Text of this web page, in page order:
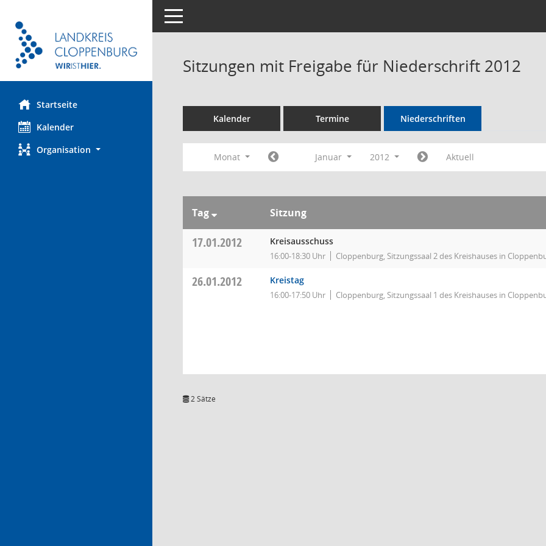
Startseite
Kalender
Organisation
Toggle navigation
Sitzungen mit Freigabe für Niederschrift 2012
Kalender Termine Niederschriften
Monat Januar 2012 Aktuell
Tag Sitzung
17.01.2012 Kreisausschuss
16:00-18:30 Uhr Cloppenburg, Sitzungssaal 2 des Kreishauses in
26.01.2012 Kreistag
16:00-17:50 Uhr Cloppenburg, Sitzungssaal 1 des Kreishauses in
2 Sätze